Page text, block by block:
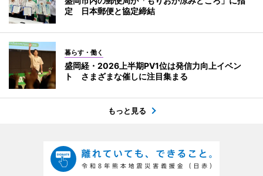
定 日本郵便と協定締結
暮らす・働く
盛岡経・2026上半期PV1位は発信力向上イベン
ト さまざまな催しに注目集まる
もっと見る